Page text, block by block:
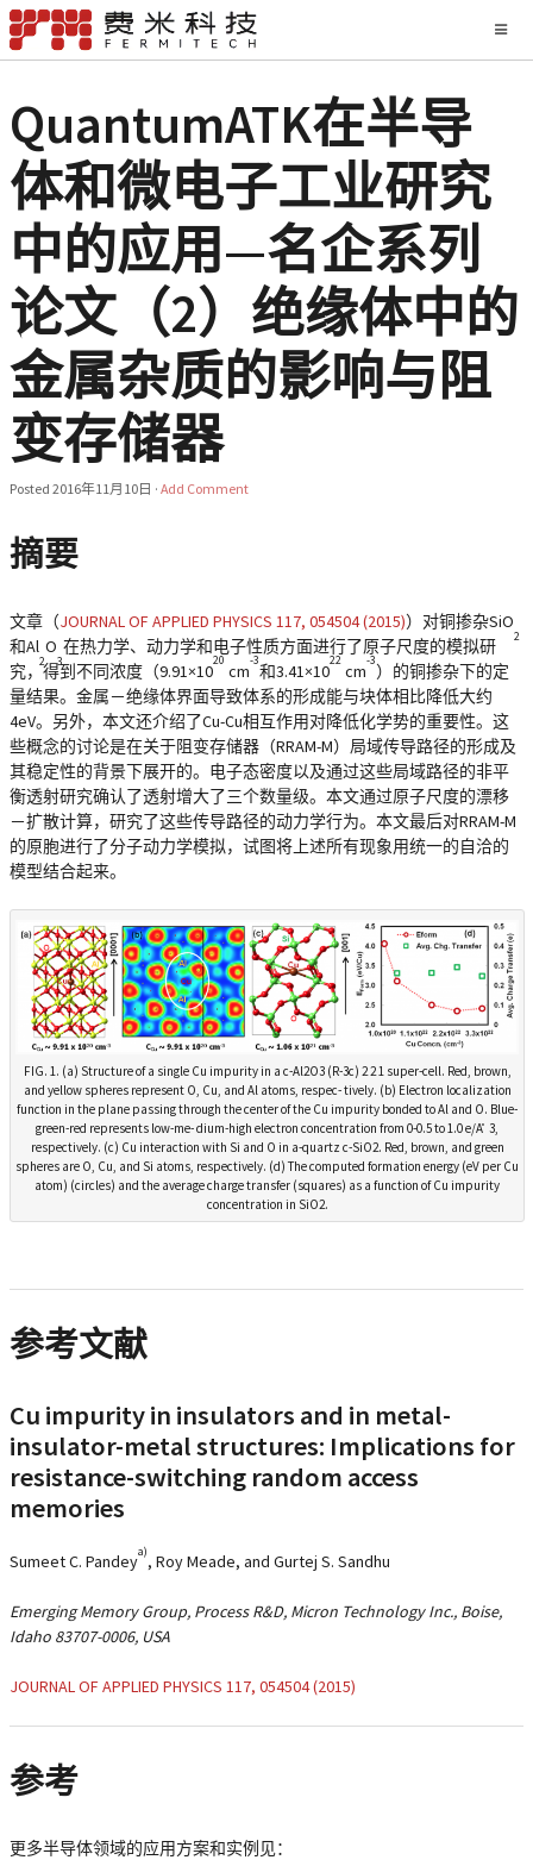
QuantumATK在半导
体和微电子工业研究
中的应用—名企系列
论文（2）绝缘体中的
金属杂质的影响与阻
变存储器
Posted 2016年11月10日 · Add Comment
摘要
文章（JOURNAL OF APPLIED PHYSICS 117, 054504 (2015)）对铜掺杂SiO
2
和Al
2
O
3
在热力学、动力学和电子性质方面进行了原子尺度的模拟研
究，得到不同浓度（9.91×10
20
cm
-3
和3.41×10
22
cm
-3
）的铜掺杂下的定
量结果。金属－绝缘体界面导致体系的形成能与块体相比降低大约
4eV。另外，本文还介绍了Cu-Cu相互作用对降低化学势的重要性。这
些概念的讨论是在关于阻变存储器（RRAM-M）局域传导路径的形成及
其稳定性的背景下展开的。电子态密度以及通过这些局域路径的非平
衡透射研究确认了透射增大了三个数量级。本文通过原子尺度的漂移
－扩散计算，研究了这些传导路径的动力学行为。本文最后对RRAM-M
的原胞进行了分子动力学模拟，试图将上述所有现象用统一的自洽的
模型结合起来。
FIG. 1. (a) Structure of a single Cu impurity in a c-Al2O3 (R-3c) 2 2 1 super-cell. Red, brown,
and yellow spheres represent O, Cu, and Al atoms, respec- tively. (b) Electron localization
function in the plane passing through the center of the Cu impurity bonded to Al and O. Blue-
green-red represents low-me- dium-high electron concentration from 0-0.5 to 1.0 e/A ̊ 3,
respectively. (c) Cu interaction with Si and O in a-quartz c-SiO2. Red, brown, and green
spheres are O, Cu, and Si atoms, respectively. (d) The computed formation energy (eV per Cu
atom) (circles) and the average charge transfer (squares) as a function of Cu impurity
concentration in SiO2.
参考文献
Cu impurity in insulators and in metal-
insulator-metal structures: Implications for
resistance-switching random access
memories
Sumeet C. Pandey
a)
, Roy Meade, and Gurtej S. Sandhu
Emerging Memory Group, Process R&D, Micron Technology Inc., Boise,
Idaho 83707-0006, USA
JOURNAL OF APPLIED PHYSICS 117, 054504 (2015)
参考
更多半导体领域的应用方案和实例见：